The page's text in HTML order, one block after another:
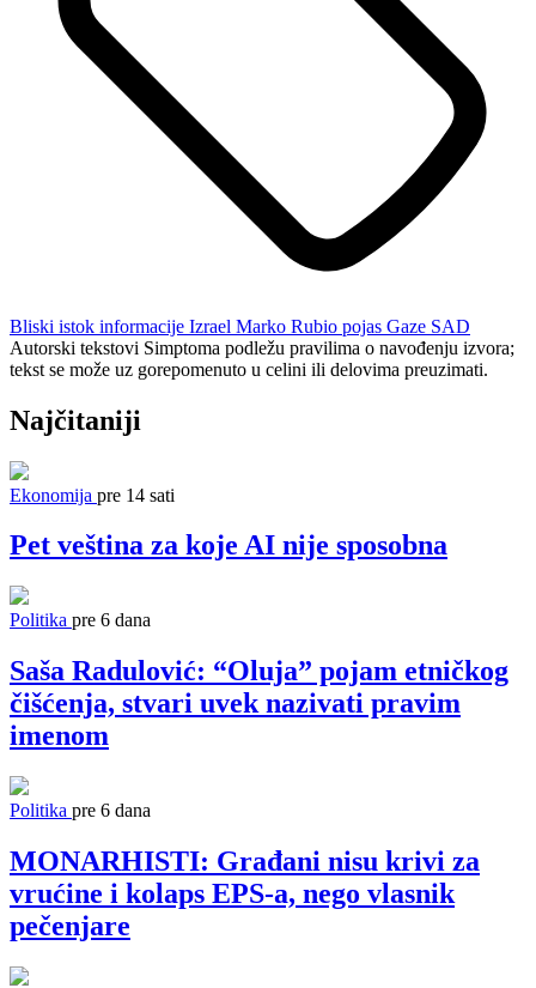
Bliski istok informacije Izrael Marko Rubio pojas Gaze SAD
Autorski tekstovi Simptoma podležu pravilima o navođenju izvora;
tekst se može uz gorepomenuto u celini ili delovima preuzimati.
Najčitaniji
Ekonomija pre 14 sati
Pet veština za koje AI nije sposobna
Politika pre 6 dana
Saša Radulović: “Oluja” pojam etničkog
čišćenja, stvari uvek nazivati pravim
imenom
Politika pre 6 dana
MONARHISTI: Građani nisu krivi za
vrućine i kolaps EPS-a, nego vlasnik
pečenjare